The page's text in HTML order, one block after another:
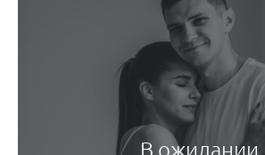
В ожидании